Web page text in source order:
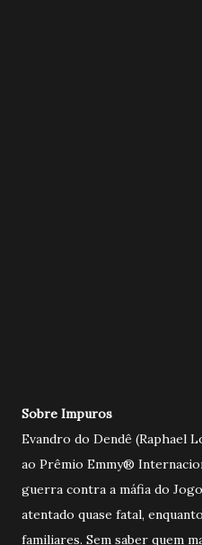
Sobre Impuros
Evandro do Dendê (Raphael
ao Prêmio Emmy®
guerra contra a máfia do
atentado quase fatal,
familiares. Sem saber quem